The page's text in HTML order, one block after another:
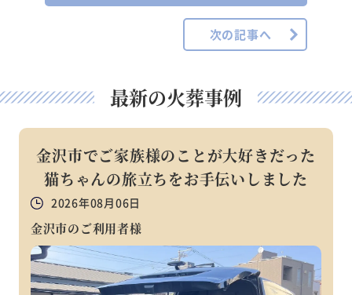
次の記事へ
最新の火葬事例
金沢市でご家族様のことが大好きだった
猫ちゃんの旅立ちをお手伝いしました
2026年08月06日
金沢市のご利用者様